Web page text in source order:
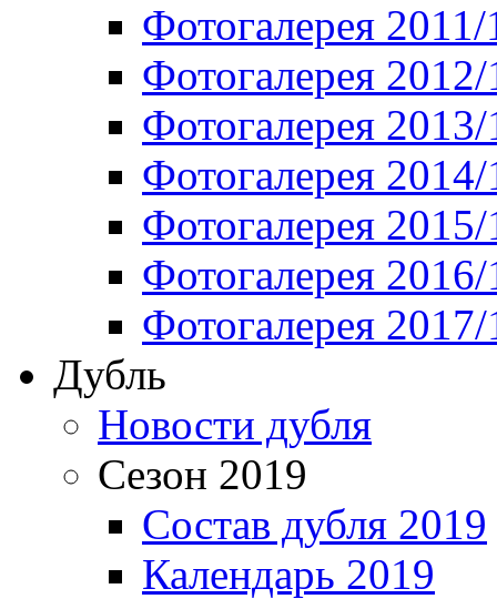
Фотогалерея 2011/
Фотогалерея
Фотогалерея
Фотогалерея
Фотогалерея
Фотогалерея
Фотогалерея
Дубль
Новости дубля
Сезон 2019
Состав дубля 2019
Календарь 2019